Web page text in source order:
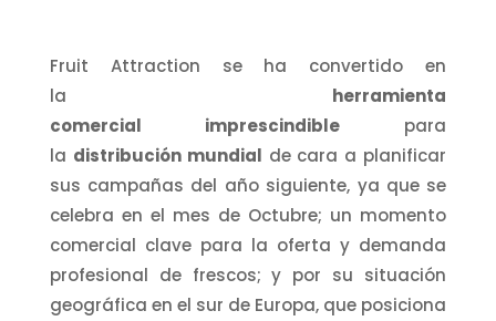
Fruit Attraction se ha convertido en
la herramienta
comercial imprescindible para
la distribución mundial de cara a planificar
sus campañas del año siguiente, ya que se
celebra en el mes de Octubre; un momento
comercial clave para la oferta y demanda
profesional de frescos; y por su situación
geográfica en el sur de Europa, que posiciona